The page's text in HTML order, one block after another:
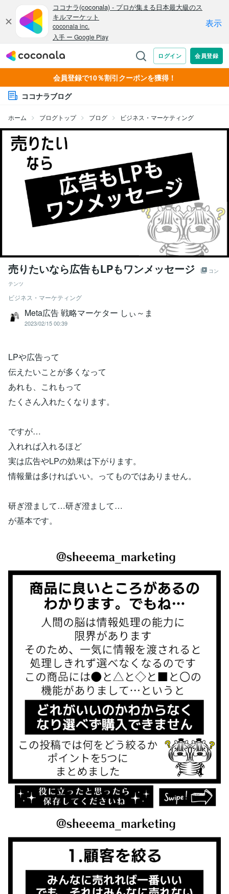
会員登録で10％割引クーポンを獲得！
ココナラブログ
ホーム ブログトップ ブログ ビジネス・マーケティング
売りたいなら広告もLPもワンメッセージ
コン
テンツ
ビジネス・マーケティング
Meta広告 戦略マーケター しぃ～ま
2023/02/15 00:39
LPや広告って
伝えたいことが多くなって
あれも、これもって
たくさん入れたくなります。
ですが…
入れれば入れるほど
実は広告やLPの効果は下がります。
情報量は多ければいい。ってものではありません。
研ぎ澄まして…研ぎ澄まして…
が基本です。